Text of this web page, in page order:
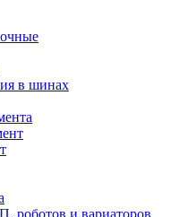
в шинах
роботов и вариаторов